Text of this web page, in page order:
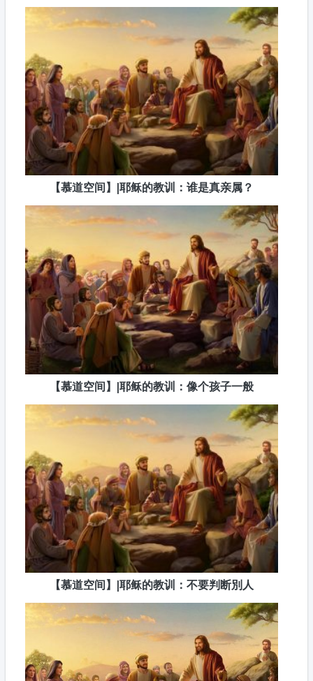
【慕道空间】|耶稣的教训：谁是真亲属？
【慕道空间】|耶稣的教训：像个孩子一般
【慕道空间】|耶稣的教训：不要判断別人